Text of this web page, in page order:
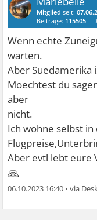
Mitglied seit:
Beiträge: 115505
Wenn echte
warten.
Aber Suedamerika
Moechtest du
aber
nicht.
Ich wohne selbst in
Aber evtl lebt eure
🙏
06.10.2023 16:40 •